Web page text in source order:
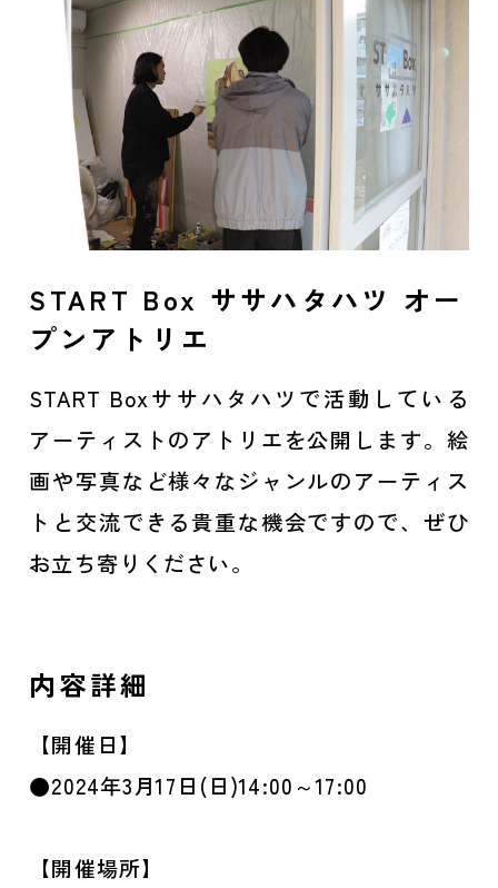
START Box ササハタハツ オー
プンアトリエ
START Boxササハタハツで活動している
アーティストのアトリエを公開します。絵
画や写真など様々なジャンルのアーティス
トと交流できる貴重な機会ですので、ぜひ
お立ち寄りください。
内容詳細
【開催日】
●2024年3月17日(日)14:00～17:00
【開催場所】